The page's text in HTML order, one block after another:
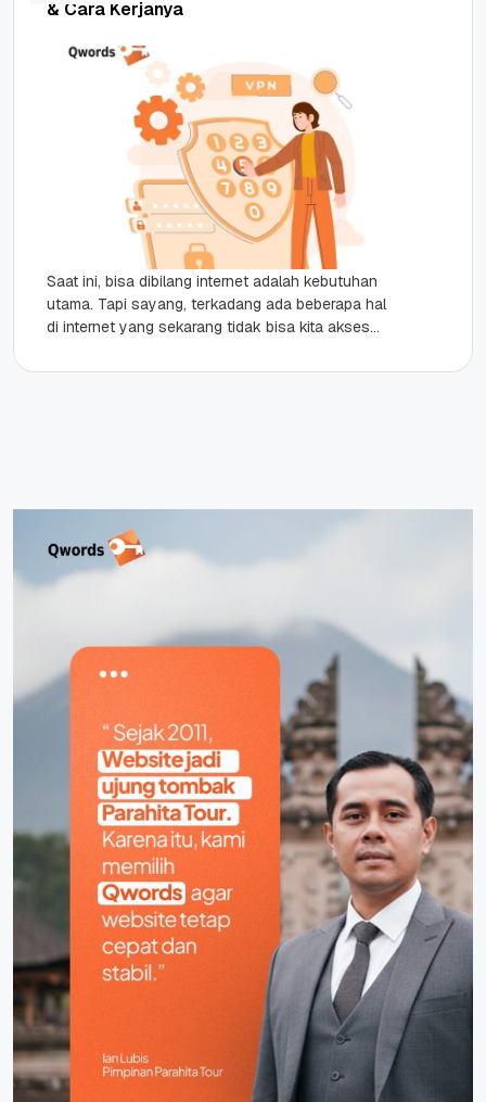
& Cara Kerjanya
Saat ini, bisa dibilang internet adalah kebutuhan
utama. Tapi sayang, terkadang ada beberapa hal
di internet yang sekarang tidak bisa kita akses